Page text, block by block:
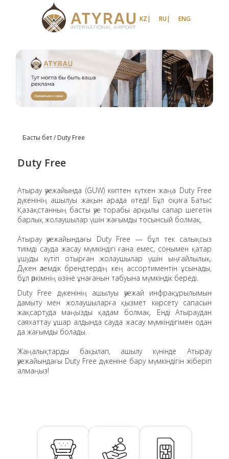
KZ| RU| ENG
Басты бет / Duty Free
Duty Free
Атырау әуежайында (GUW) көптен күткен жаңа Duty Free
дүкенінің ашылуы жақын арада өтеді! Бұл оқиға Батыс
Қазақстанның басты әуе торабы арқылы сапар шегетін
барлық жолаушылар үшін жағымды тосынсый болмақ.
Атырау әуежайындағы Duty Free — бұл тек салықсыз
тиімді сауда жасау мүмкіндігі ғана емес, сонымен қатар
ұшуды күтіп отырған жолаушылар үшін ыңғайлылық.
Дүкен әлемдік брендтердің кең ассортиментін ұсынады,
бұл әркімнің өзіне ұнағанын табуына мүмкіндік береді.
Duty Free дүкенінің ашылуы әуежай инфрақұрылымын
дамыту мен жолаушыларға қызмет көрсету сапасын
жақсартуда маңызды қадам болмақ. Енді Атыраудан
саяхаттау ұшар алдында сауда жасау мүмкіндігімен одан
да жағымды болады.
Жаңалықтарды бақылап, ашылу күнінде Атырау
әуежайындағы Duty Free дүкеніне бару мүмкіндігін жіберіп
алмаңыз!